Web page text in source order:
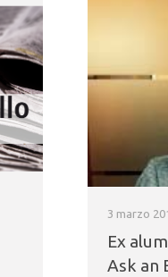
3 marzo
Ex
Ask an